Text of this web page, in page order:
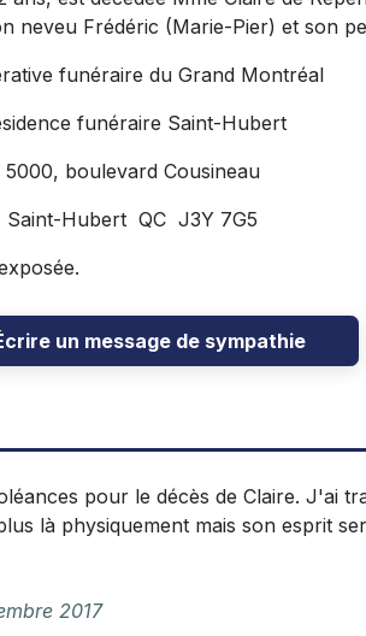
neveu Frédéric (Marie-Pier) et son
funéraire du Grand Montréal
funéraire Saint-Hubert
5000, boulevard Cousineau
Saint-Hubert QC J3Y 7G5
un message de sympathie
pour le décès de Claire. J'ai
là physiquement mais son esprit
2017